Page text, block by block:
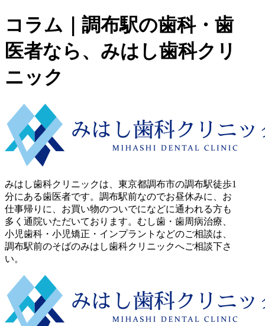
コラム｜調布駅の歯科・歯
医者なら、みはし歯科クリ
ニック
みはし歯科クリニックは、東京都調布市の調布駅徒歩1
分にある歯医者です。調布駅前なのでお昼休みに、お
仕事帰りに、お買い物のついでになどに通われる方も
多く通院いただいております。むし歯・歯周病治療、
小児歯科・小児矯正・インプラントなどのご相談は、
調布駅前のそばのみはし歯科クリニックへご相談下さ
い。